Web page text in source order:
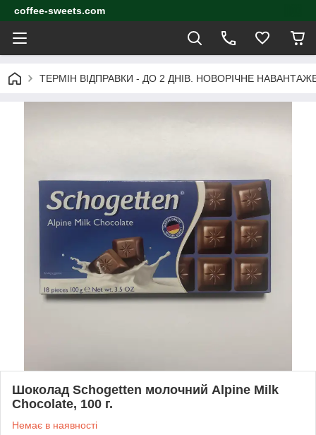
coffee-sweets.com
ТЕРМІН ВІДПРАВКИ - ДО 2 ДНІВ. НОВОРІЧНЕ
Шоколад Schogetten молочний Alpine Milk
Chocolate, 100 г.
Немає в наявності